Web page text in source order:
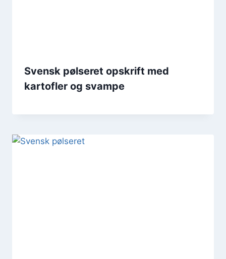
Svensk pølseret opskrift med
kartofler og svampe